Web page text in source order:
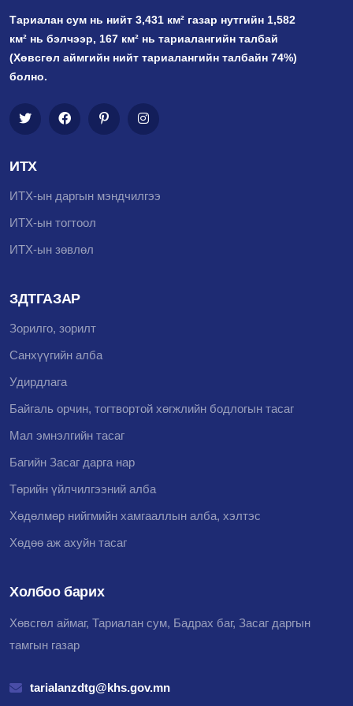
Тариалан сум нь нийт 3,431 км² газар нутгийн 1,582
км² нь бэлчээр, 167 км² нь тариалангийн талбай
(Хөвсгөл аймгийн нийт тариалангийн талбайн 74%)
болно.
ИТХ
ИТХ-ын даргын мэндчилгээ
ИТХ-ын тогтоол
ИТХ-ын зөвлөл
ЗДТГАЗАР
Зорилго, зорилт
Санхүүгийн алба
Удирдлага
Байгаль орчин, тогтвортой хөгжлийн бодлогын тасаг
Мал эмнэлгийн тасаг
Багийн Засаг дарга нар
Төрийн үйлчилгээний алба
Хөдөлмөр нийгмийн хамгааллын алба, хэлтэс
Хөдөө аж ахуйн тасаг
Холбоо барих
Хөвсгөл аймаг, Тариалан сум, Бадрах баг, Засаг даргын
тамгын газар
tarialanzdtg@khs.gov.mn